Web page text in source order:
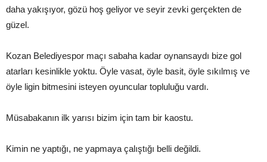
daha yakışıyor, gözü hoş geliyor ve seyir zevki gerçekten de
güzel.
Kozan Belediyespor maçı sabaha kadar oynansaydı bize gol
atarları kesinlikle yoktu. Öyle vasat, öyle basit, öyle sıkılmış ve
öyle ligin bitmesini isteyen oyuncular topluluğu vardı.
Müsabakanın ilk yarısı bizim için tam bir kaostu.
Kimin ne yaptığı, ne yapmaya çalıştığı belli değildi.